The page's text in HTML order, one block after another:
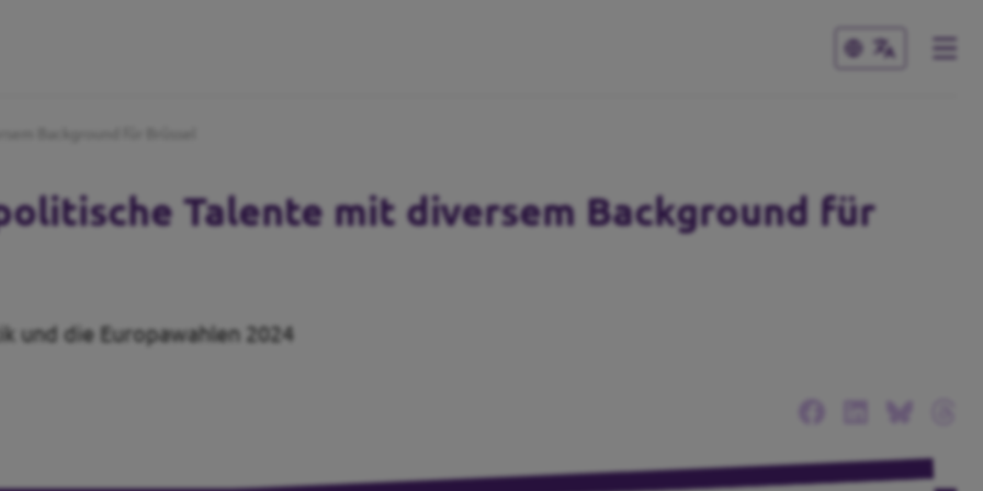
Schließen
Schließen
Talente mit diversem Background für
und die Europawahlen 2024